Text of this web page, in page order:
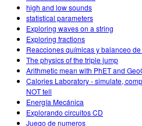
high and low sounds
statistical parameters
Exploring waves on a string
Exploring fractions
Reacciones químicas y balanceo
The physics of the triple jump
Arithmetic mean with PhET and
Calories Laboratory - simulate,
NOT tell
Energía Mecánica
Explorando circuitos CD
Juego de numeros